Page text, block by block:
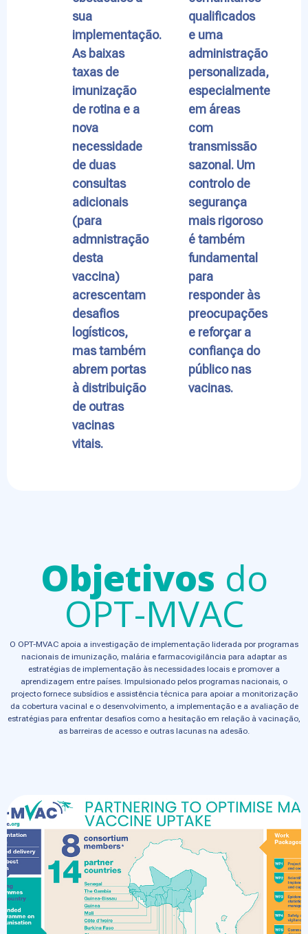
sua
implementação.
As baixas
taxas de
imunização
de rotina e a
nova
necessidade
de duas
consultas
adicionais
(para
admnistração
desta
vaccina)
acrescentam
desafios
logísticos,
mas também
abrem portas
à distribuição
de outras
vacinas
vitais.
qualificados
e uma
administração
personalizada,
especialmente
em áreas
com
transmissão
sazonal. Um
controlo de
segurança
mais rigoroso
é também
fundamental
para
responder às
preocupações
e reforçar a
confiança do
público nas
vacinas.
Objetivos do
OPT-MVAC
O OPT-MVAC apoia a investigação de implementação liderada por programas
nacionais de imunização, malária e farmacovigilância para adaptar as
estratégias de implementação às necessidades locais e promover a
aprendizagem entre países. Impulsionado pelos programas nacionais, o
projecto fornece subsídios e assistência técnica para apoiar a monitorização
da cobertura vacinal e o desenvolvimento, a implementação e a avaliação de
estratégias para enfrentar desafios como a hesitação em relação à vacinação,
as barreiras de acesso e outras lacunas na adesão.